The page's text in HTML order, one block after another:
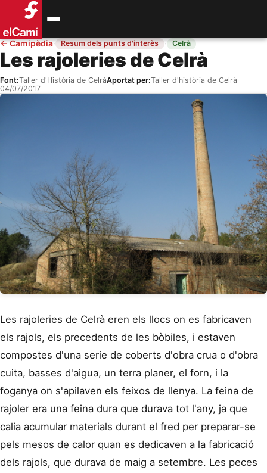
←Camipèdia· Resum dels punts d'interès · Celrà
Les rajoleries de Celrà
Font:Taller d'Història de CelràAportat per:Taller d'història de Celrà
04/07/2017
Les rajoleries de Celrà eren els llocs on es fabricaven
els rajols, els precedents de les bòbiles, i estaven
compostes d'una serie de coberts d'obra crua o d'obra
cuita, basses d'aigua, un terra planer, el forn, i la
foganya on s'apilaven els feixos de llenya. La feina de
rajoler era una feina dura que durava tot l'any, ja que
calia acumular materials durant el fred per preparar-se
pels mesos de calor quan es dedicaven a la fabricació
dels rajols, que durava de maig a setembre. Les peces